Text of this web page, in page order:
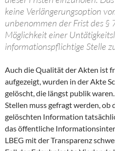
keine Verlängerungsoption
unbenommen der Frist des
Möglichkeit einer
informationspflichtige Stelle
Auch die Qualität der Akten ist
aufgezeigt, wurden in der Akte
gelöscht, die längst publik
Stellen muss gefragt werden, ob
gelöschten Information
das öffentliche
LBEG mit der Transparenz